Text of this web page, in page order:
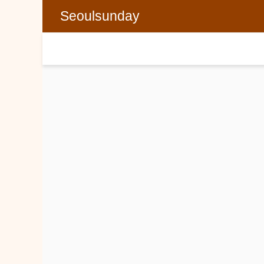
Seoulsunday